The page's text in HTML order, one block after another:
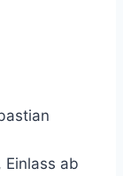
Einlass ab